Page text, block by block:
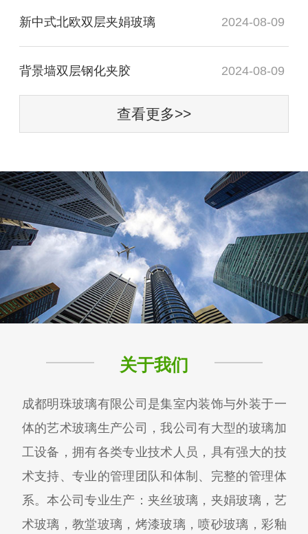
新中式北欧双层夹娟玻璃 2024-08-09
背景墙双层钢化夹胶 2024-08-09
查看更多>>
关于我们
成都明珠玻璃有限公司是集室内装饰与外装于一
体的艺术玻璃生产公司，我公司有大型的玻璃加
工设备，拥有各类专业技术人员，具有强大的技
术支持、专业的管理团队和体制、完整的管理体
系。本公司专业生产：夹丝玻璃，夹娟玻璃，艺
术玻璃，教堂玻璃，烤漆玻璃，喷砂玻璃，彩釉